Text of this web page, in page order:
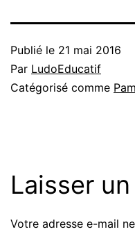
Publié le 21 mai 2016
Par LudoEducatif
Catégorisé comme
Laisser
Votre adresse e-mail